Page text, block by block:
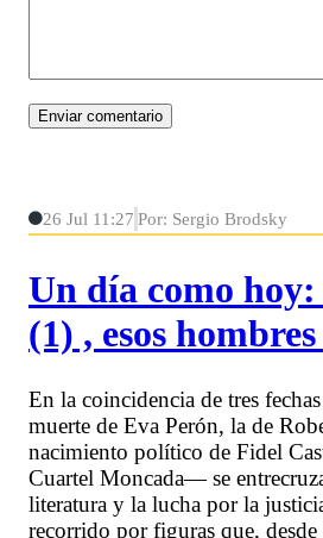
26 Jul 11:27 Por: Sergio Brodsky
Un día como
(1) , esos
En la coincidencia de tres
muerte de Eva Perón, la de
nacimiento político de Fidel
Cuartel Moncada— se
literatura y la lucha por la
recorrido por figuras que,